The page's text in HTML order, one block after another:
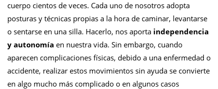
cuerpo cientos de veces. Cada uno de nosotros adopta
posturas y técnicas propias a la hora de caminar, levantarse
o sentarse en una silla. Hacerlo, nos aporta independencia
y autonomía en nuestra vida. Sin embargo, cuando
aparecen complicaciones físicas, debido a una enfermedad o
accidente, realizar estos movimientos sin ayuda se convierte
en algo mucho más complicado o en algunos casos